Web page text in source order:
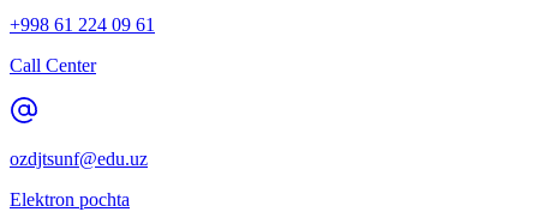
+998 61 224 09 61
Call Center
ozdjtsunf@edu.uz
Elektron pochta